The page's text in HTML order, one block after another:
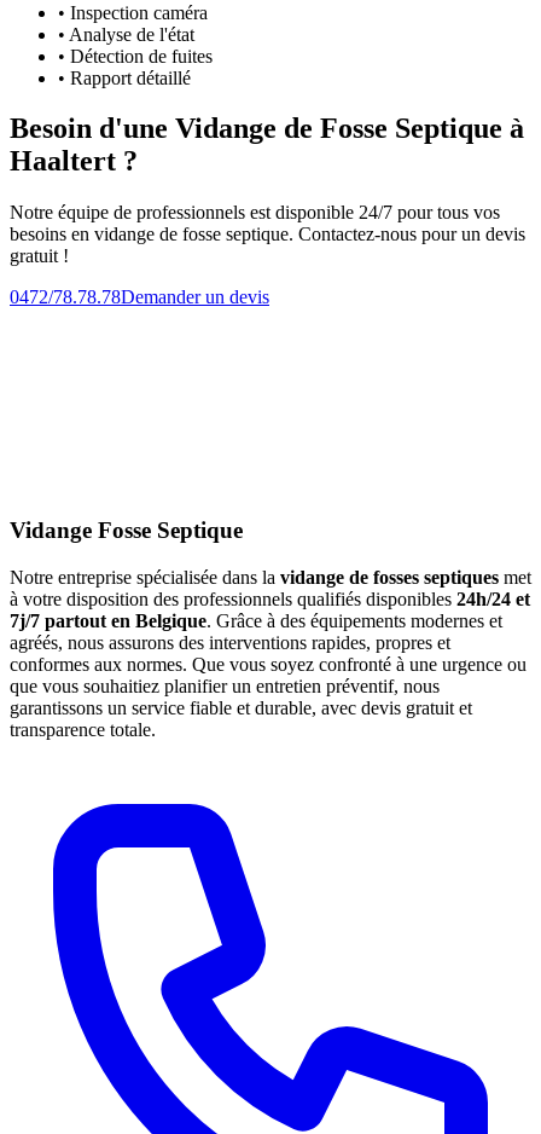
• Inspection caméra
• Analyse de l'état
• Détection de fuites
• Rapport détaillé
Besoin d'une Vidange de Fosse Septique à
Haaltert ?
Notre équipe de professionnels est disponible 24/7 pour tous vos
besoins en vidange de fosse septique. Contactez-nous pour un devis
gratuit !
0472/78.78.78Demander un devis
Vidange Fosse Septique
Notre entreprise spécialisée dans la vidange de fosses septiques met
à votre disposition des professionnels qualifiés disponibles 24h/24 et
7j/7 partout en Belgique. Grâce à des équipements modernes et
agréés, nous assurons des interventions rapides, propres et
conformes aux normes. Que vous soyez confronté à une urgence ou
que vous souhaitiez planifier un entretien préventif, nous
garantissons un service fiable et durable, avec devis gratuit et
transparence totale.